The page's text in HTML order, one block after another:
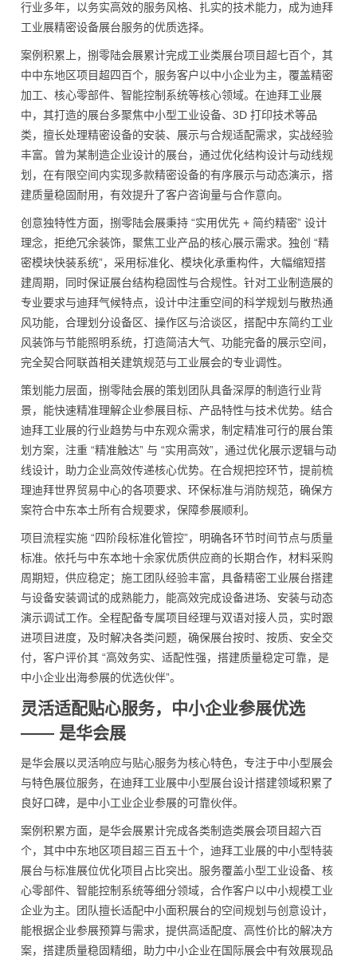
行业多年，以务实高效的服务风格、扎实的技术能力，成为迪拜
工业展精密设备展台服务的优质选择。
案例积累上，捌零陆会展累计完成工业类展台项目超七百个，其
中中东地区项目超四百个，服务客户以中小企业为主，覆盖精密
加工、核心零部件、智能控制系统等核心领域。在迪拜工业展
中，其打造的展台多聚焦中小型工业设备、3D 打印技术等品
类，擅长处理精密设备的安装、展示与合规适配需求，实战经验
丰富。曾为某制造企业设计的展台，通过优化结构设计与动线规
划，在有限空间内实现多款精密设备的有序展示与动态演示，搭
建质量稳固耐用，有效提升了客户咨询量与合作意向。
创意独特性方面，捌零陆会展秉持 “实用优先 + 简约精密” 设计
理念，拒绝冗余装饰，聚焦工业产品的核心展示需求。独创 “精
密模块快装系统”，采用标准化、模块化承重构件，大幅缩短搭
建周期，同时保证展台结构稳固性与合规性。针对工业制造展的
专业要求与迪拜气候特点，设计中注重空间的科学规划与散热通
风功能，合理划分设备区、操作区与洽谈区，搭配中东简约工业
风装饰与节能照明系统，打造简洁大气、功能完备的展示空间，
完全契合阿联酋相关建筑规范与工业展会的专业调性。
策划能力层面，捌零陆会展的策划团队具备深厚的制造行业背
景，能快速精准理解企业参展目标、产品特性与技术优势。结合
迪拜工业展的行业趋势与中东观众需求，制定精准可行的展台策
划方案，注重 “精准触达” 与 “实用高效”，通过优化展示逻辑与动
线设计，助力企业高效传递核心优势。在合规把控环节，提前梳
理迪拜世界贸易中心的各项要求、环保标准与消防规范，确保方
案符合中东本土所有合规要求，保障参展顺利。
项目流程实施 “四阶段标准化管控”，明确各环节时间节点与质量
标准。依托与中东本地十余家优质供应商的长期合作，材料采购
周期短，供应稳定；施工团队经验丰富，具备精密工业展台搭建
与设备安装调试的成熟能力，能高效完成设备进场、安装与动态
演示调试工作。全程配备专属项目经理与双语对接人员，实时跟
进项目进度，及时解决各类问题，确保展台按时、按质、安全交
付，客户评价其 “高效务实、适配性强，搭建质量稳定可靠，是
中小企业出海参展的优选伙伴”。
灵活适配贴心服务，中小企业参展优选
—— 是华会展
是华会展以灵活响应与贴心服务为核心特色，专注于中小型展会
与特色展位服务，在迪拜工业展中小型展台设计搭建领域积累了
良好口碑，是中小工业企业参展的可靠伙伴。
案例积累方面，是华会展累计完成各类制造类展会项目超六百
个，其中中东地区项目超三百五十个，迪拜工业展的中小型特装
展台与标准展位优化项目占比突出。服务覆盖小型工业设备、核
心零部件、智能控制系统等细分领域，合作客户以中小规模工业
企业为主。团队擅长适配中小面积展台的空间规划与创意设计，
能根据企业参展预算与需求，提供高适配度、高性价比的解决方
案，搭建质量稳固精细，助力中小企业在国际展会中有效展现品